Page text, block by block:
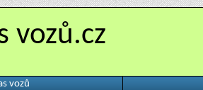
vozů.cz
vozů